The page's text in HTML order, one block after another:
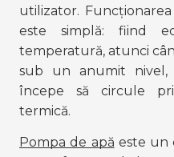
utilizator.
este simplă: fiind
temperatură, atunci
sub un anumit nivel,
începe să circule
termică.
Pompa de apă este un